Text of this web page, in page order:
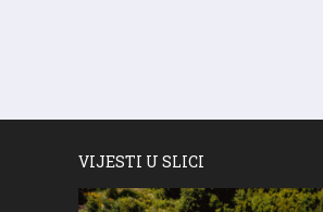
VIJESTI U SLICI